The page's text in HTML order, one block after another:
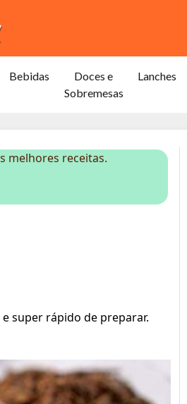
Bebidas
Doces e
Sobremesas
Lanches
melhores receitas.
super rápido de preparar.